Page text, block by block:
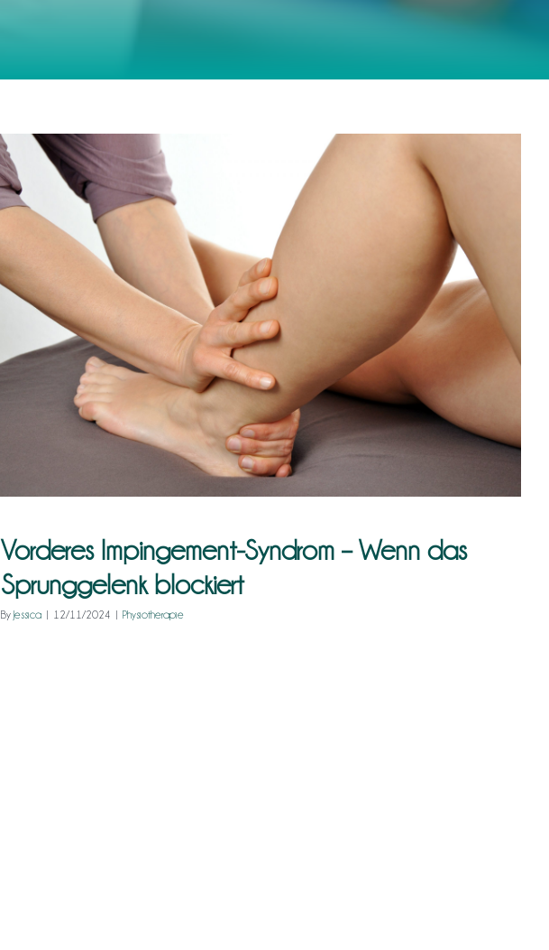
Vorderes Impingement-Syndrom – Wenn das
Sprunggelenk blockiert
Physiotherapie
Vorderes Impingement-Syndrom – Wenn das
Sprunggelenk blockiert
By Jessica | 12/11/2024 | Physiotherapie